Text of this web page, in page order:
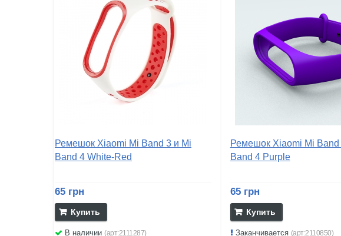
Ремешок Xiaomi Mi Band 3 и Mi
Band 4 White-Red
65 грн
Купить
В наличии (арт:2111287)
Ремешок Xiaomi Mi Band
Band 4 Purple
65 грн
Купить
Заканчивается (арт:2110850)